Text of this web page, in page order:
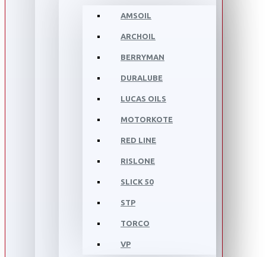
AMSOIL
ARCHOIL
BERRYMAN
DURALUBE
LUCAS OILS
MOTORKOTE
RED LINE
RISLONE
SLICK 50
STP
TORCO
VP